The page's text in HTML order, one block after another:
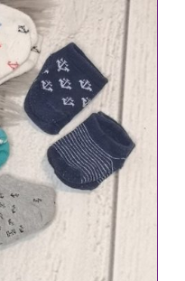
DIESES
PRODUKT
WEIST
MEHRERE
VARIANTEN
AUF.
DIE
OPTIONEN
KÖNNEN
AUF
DER
PRODUKTSEITE
GEWÄHLT
WERDEN
/ DETAILS